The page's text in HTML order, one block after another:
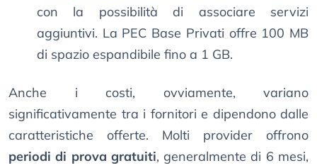
con la possibilità di associare servizi
aggiuntivi. La PEC Base Privati offre 100 MB
di spazio espandibile fino a 1 GB.
Anche i costi, ovviamente, variano
significativamente tra i fornitori e dipendono dalle
caratteristiche offerte. Molti provider offrono
periodi di prova gratuiti, generalmente di 6 mesi,